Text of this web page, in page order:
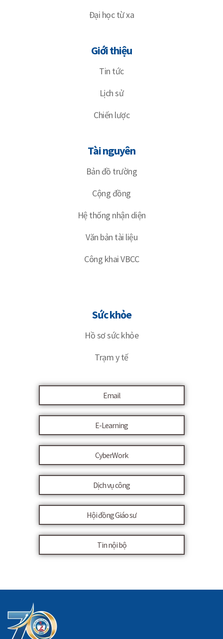
Đại học từ xa
Giới thiệu
Tin tức
Lịch sử
Chiến lược
Tài nguyên
Bản đồ trường
Cộng đồng
Hệ thống nhận diện
Văn bản tài liệu
Công khai VBCC
Sức khỏe
Hồ sơ sức khỏe
Trạm y tế
Email
E-Learning
CyberWork
Dịch vụ công
Hội đồng Giáo sư
Tin nội bộ